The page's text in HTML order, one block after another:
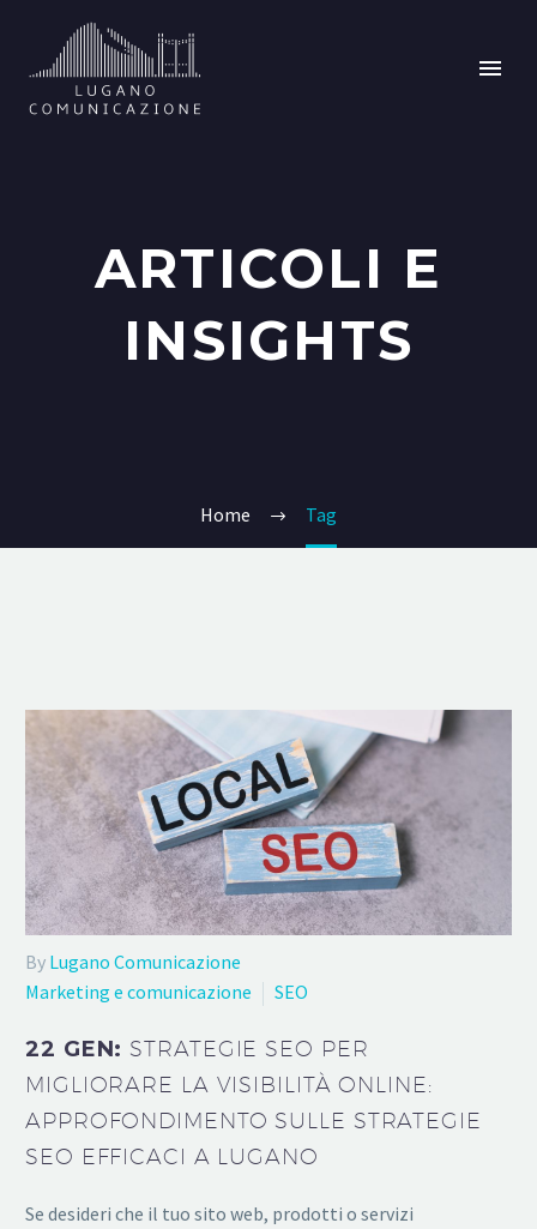
ARTICOLI E
INSIGHTS
Home Tag
By Lugano Comunicazione
Marketing e comunicazione
SEO
22 GEN: STRATEGIE SEO PER
MIGLIORARE LA VISIBILITÀ ONLINE:
APPROFONDIMENTO SULLE STRATEGIE
SEO EFFICACI A LUGANO
Se desideri che il tuo sito web, prodotti o servizi